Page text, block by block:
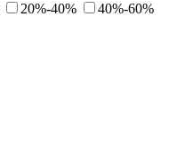
20%-40%
40%-60%